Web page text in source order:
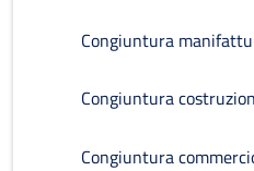
Congiuntura
Congiuntura
Congiuntura